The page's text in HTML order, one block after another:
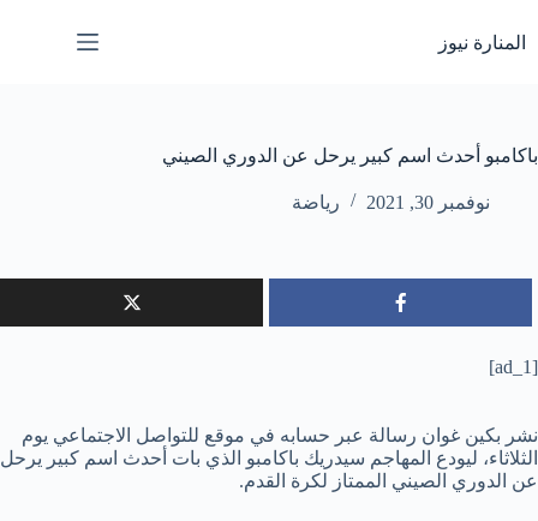
إلى
المحتوى
المنارة نيوز
باكامبو أحدث اسم كبير يرحل عن الدوري الصيني
نوفمبر 30, 2021 رياضة
[ad_1]
نشر بكين غوان رسالة عبر حسابه في موقع للتواصل الاجتماعي يوم
الثلاثاء، ليودع المهاجم سيدريك باكامبو الذي بات أحدث اسم كبير يرحل
عن الدوري الصيني الممتاز لكرة القدم.